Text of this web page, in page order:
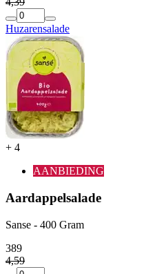
Huzarensalade
+ 4
AANBIEDING
Aardappelsalade
Sanse - 400 Gram
389
4,59